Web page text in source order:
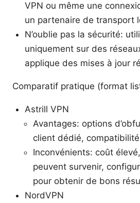
VPN ou même une
un partenaire de transport
N’oublie pas la sécurité:
uniquement sur des
applique des mises à jour
Comparatif pratique (format
Astrill VPN
Avantages: options
client dédié,
Inconvénients: coût
peuvent survenir,
pour obtenir de bons
NordVPN